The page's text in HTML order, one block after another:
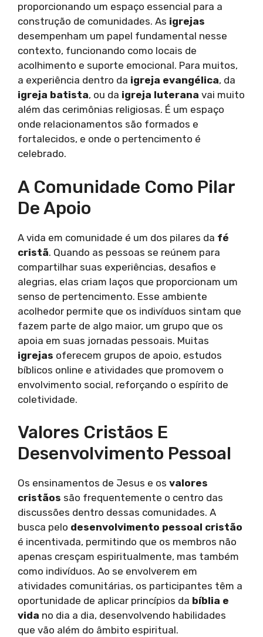
proporcionando um espaço essencial para a
construção de comunidades. As igrejas
desempenham um papel fundamental nesse
contexto, funcionando como locais de
acolhimento e suporte emocional. Para muitos,
a experiência dentro da igreja evangélica, da
igreja batista, ou da igreja luterana vai muito
além das cerimônias religiosas. É um espaço
onde relacionamentos são formados e
fortalecidos, e onde o pertencimento é
celebrado.
A Comunidade Como Pilar
De Apoio
A vida em comunidade é um dos pilares da fé
cristã. Quando as pessoas se reúnem para
compartilhar suas experiências, desafios e
alegrias, elas criam laços que proporcionam um
senso de pertencimento. Esse ambiente
acolhedor permite que os indivíduos sintam que
fazem parte de algo maior, um grupo que os
apoia em suas jornadas pessoais. Muitas
igrejas oferecem grupos de apoio, estudos
bíblicos online e atividades que promovem o
envolvimento social, reforçando o espírito de
coletividade.
Valores Cristãos E
Desenvolvimento Pessoal
Os ensinamentos de Jesus e os valores
cristãos são frequentemente o centro das
discussões dentro dessas comunidades. A
busca pelo desenvolvimento pessoal cristão
é incentivada, permitindo que os membros não
apenas cresçam espiritualmente, mas também
como indivíduos. Ao se envolverem em
atividades comunitárias, os participantes têm a
oportunidade de aplicar princípios da bíblia e
vida no dia a dia, desenvolvendo habilidades
que vão além do âmbito espiritual.